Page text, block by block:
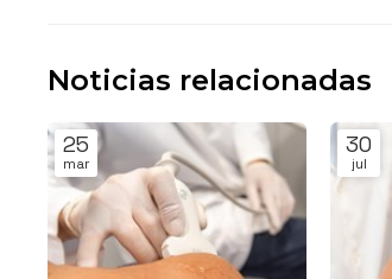
Noticias relacionadas
25
mar
30
jul